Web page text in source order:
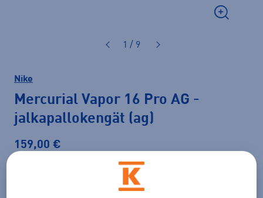
1 / 9
Nike
Mercurial Vapor 16 Pro AG -
jalkapallokengät (ag)
159,00 €